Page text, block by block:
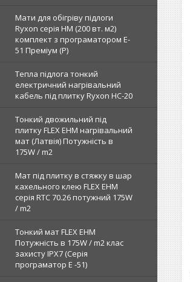
Мати для обігріву підлоги
Ryxon серія НМ (200 вт. м2)
комплект з програматором E-
51 Преміум (Р)
Тепла підлога тонкий
електричний нагрівальний
кабель під плитку Ryxon HC-20
Тонкий двожильний під
плитку FLEX EHM нагрівальний
мат (Латвія) Потужність в
175W / m2
Мат під плитку в стяжку в шар
кахельного клею FLEX EHM
серія RTC 70.26 потужний 175W
/ m2
Тонкий мат FLEX EHM
Потужність в 175W / m2 клас
захисту IPX7 (Серія
програматор Е -51)